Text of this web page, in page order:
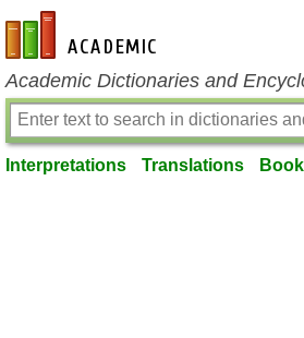
en-academic.com
Academic Dictionaries and
Interpretations Translations